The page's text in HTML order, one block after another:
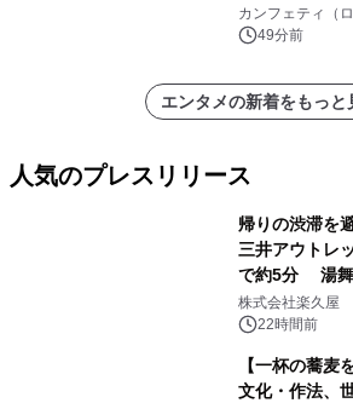
『ファンタス
ケット8月24日
カンフェティ（
会社）
49分前
エンタメの新着をもっと
人気のプレスリリース
帰りの渋滞を
三井アウトレ
で約5分 湯舞
メニューを提供
株式会社楽久屋
22時間前
【一杯の蕎麦
文化・作法、